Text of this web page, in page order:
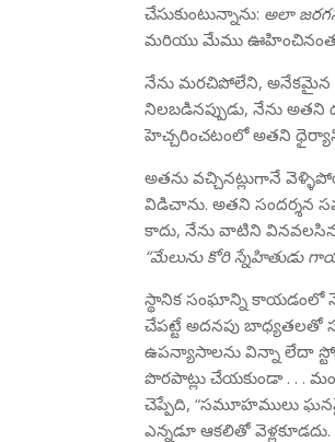
చేసుకుంటున్నాను: అలా
మరియు మేము ఊహించినంత
నేను మరచిపోలేని, అనేకమైన
నిలబడినప్పుడు, నేను
హెచ్చరించటంలో అతని
అతను వచ్చినట్లుగానే
విడిచాను. అతని
కాదు, నేను వాటిని
“మేలును కోరి స్నేహితుడు
స్థానిక సంఘాన్ని కాయడంలో
చేపట్టే అదనపు బాధ్యతలతో
ఉపన్యాసాలను విన్నా లేదా
పొరపాట్లు చేయకుండా . . .
చెప్పేది, “సమూహములు
ఎన్నడూ ఆకలితో వెళ్లకూడదు.